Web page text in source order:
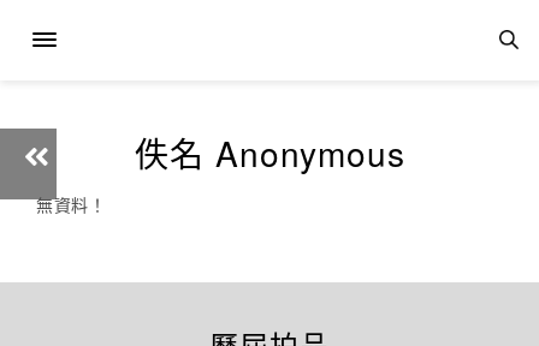
佚名 Anonymous
無資料！